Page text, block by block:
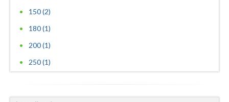
Aviz psihologic pentru scoala - evaluare psihol... (3)
150 (2)
180 (1)
200 (1)
250 (1)